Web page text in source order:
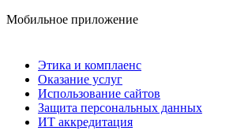
Мобильное приложение
Этика и комплаенс
Оказание услуг
Использование сайтов
Защита персональных данных
ИТ аккредитация